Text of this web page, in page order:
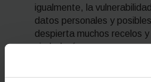
igualmente, la
datos personales y
despierta muchos recelos
ciudadanía.